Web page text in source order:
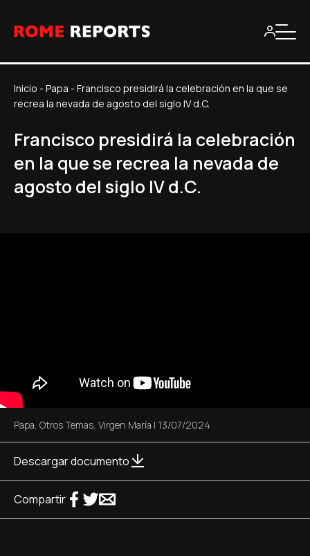
Inicio - Papa - Francisco presidirá la celebración en la que se
recrea la nevada de agosto del siglo IV d.C.
Francisco presidirá la celebración
en la que se recrea la nevada de
agosto del siglo IV d.C.
Papa, Otros Temas, Virgen María | 13/07/2024
Descargar documento
Compartir